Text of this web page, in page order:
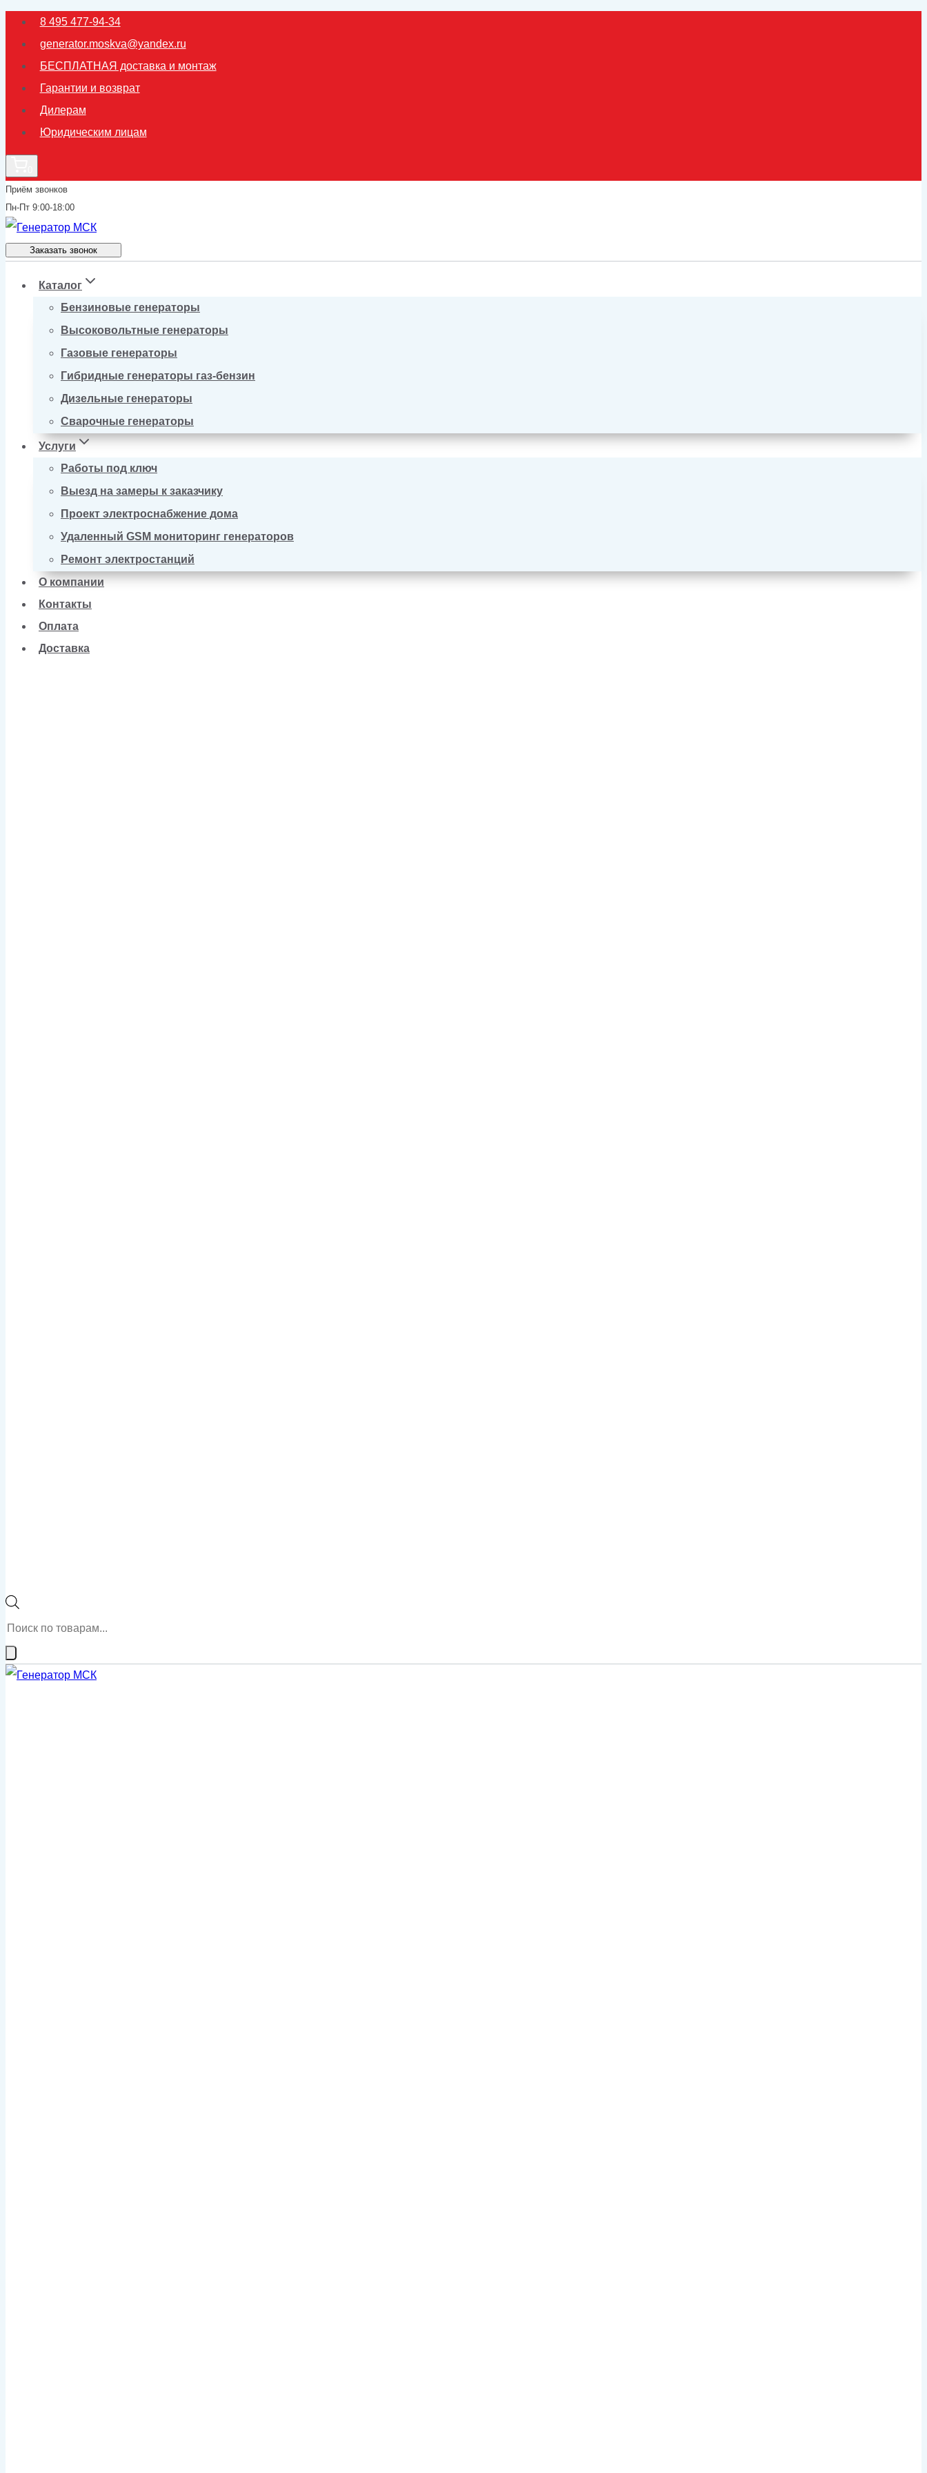
Перейти
содержимому
8 495 477-94-34
generator.moskva@yandex.ru
БЕСПЛАТНАЯ доставка и монтаж
Гарантии и возврат
Дилерам
Юридическим лицам
Приём звонков
Пн-Пт 9:00-18:00
Заказать звонок
Каталог
Бензиновые генераторы
Высоковольтные генераторы
Газовые генераторы
Гибридные генераторы газ-бензин
Дизельные генераторы
Сварочные генераторы
Услуги
Работы под ключ
Выезд на замеры к заказчику
Проект электроснабжение дома
Удаленный GSM мониторинг генераторов
Ремонт электростанций
О компании
Контакты
Оплата
Доставка
Поиск
товаров